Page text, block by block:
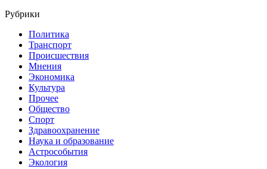
Рубрики
Политика
Транспорт
Происшествия
Мнения
Экономика
Культура
Прочее
Общество
Спорт
Здравоохранение
Наука и образование
Астрособытия
Экология